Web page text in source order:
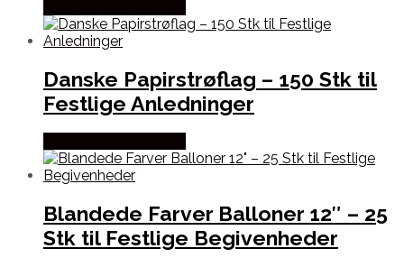
Danske Papirstrøflag – 150 Stk til
Festlige Anledninger
Blandede Farver Balloner 12″ – 25
Stk til Festlige Begivenheder